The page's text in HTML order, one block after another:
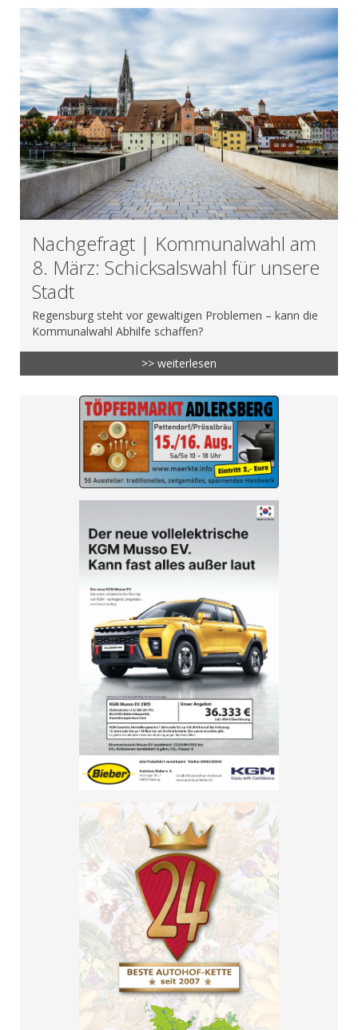
Nachgefragt | Kommunalwahl am
8. März: Schicksalswahl für unsere
Stadt
Regensburg steht vor gewaltigen Problemen – kann die
Kommunalwahl Abhilfe schaffen?
>> weiterlesen